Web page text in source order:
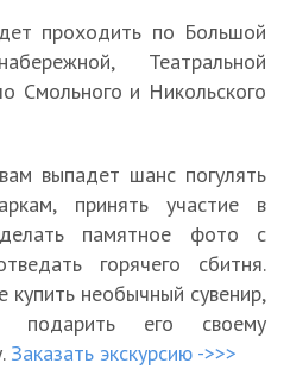
проходить по Большой
Театральной
Смольного и Никольского
выпадет шанс погулять
принять участие в
памятное фото с
горячего сбитня.
необычный сувенир,
его своему
Заказать экскурсию ->>>